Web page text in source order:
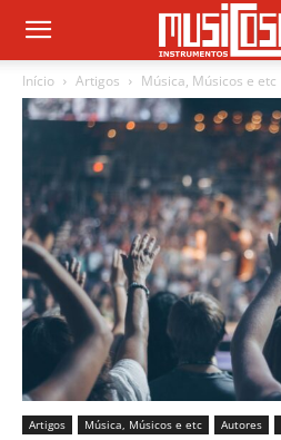
Início Artigos Música, Músicos e etc
Artigos Música, Músicos e etc Autores